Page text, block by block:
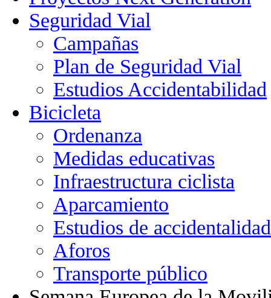
Seguridad Vial
Campañas
Plan de Seguridad Vial
Estudios Accidentabilidad
Bicicleta
Ordenanza
Medidas educativas
Infraestructura ciclista
Aparcamiento
Estudios de accidentalidad
Aforos
Transporte público